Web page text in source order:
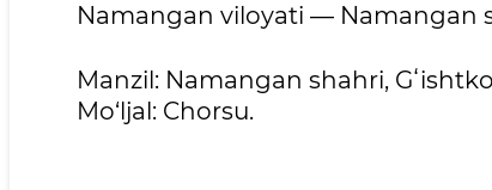
Namangan viloyati — Namangan
Manzil: Namangan shahri,
Mo‘ljal: Chorsu.